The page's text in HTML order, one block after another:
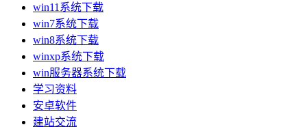
win11系统下载
win7系统下载
win8系统下载
winxp系统下载
win服务器系统下载
学习资料
安卓软件
建站交流